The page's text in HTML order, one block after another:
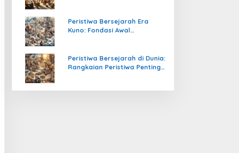
Peristiwa Bersejarah Era
Kuno: Fondasi Awal
Peristiwa Bersejarah di Dunia:
Rangkaian Peristiwa Penting